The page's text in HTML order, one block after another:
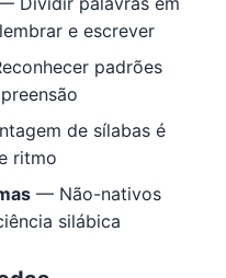
e escrever
padrões
de sílabas é
ritmo
— Não-nativos
silábica